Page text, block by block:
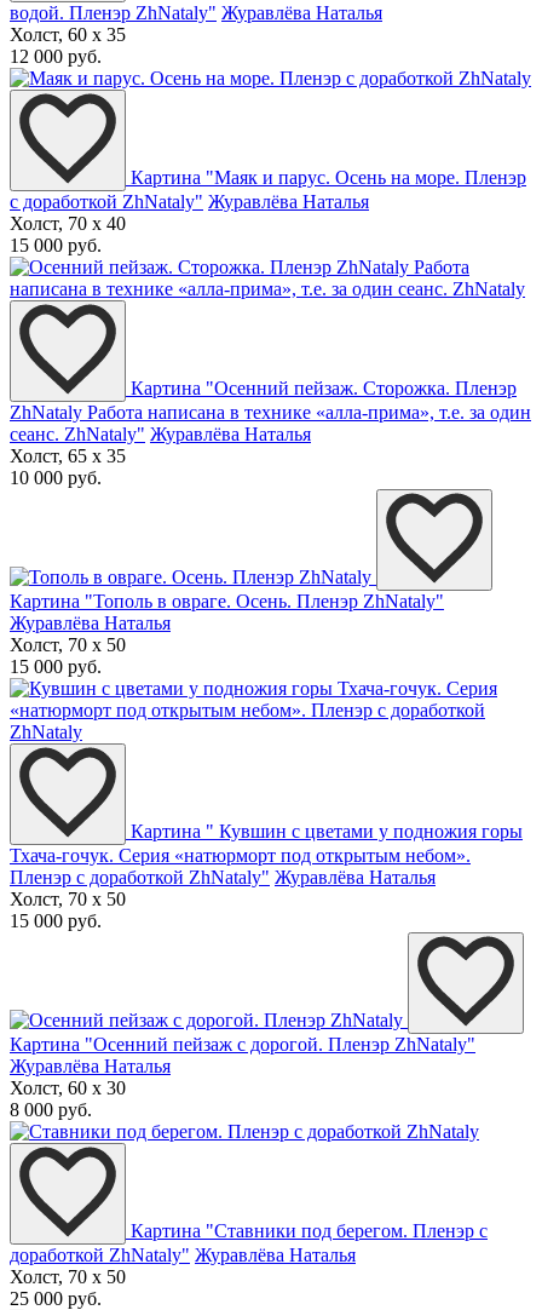
водой. Пленэр ZhNataly" Журавлёва Наталья
Холст, 60 x 35
12 000 руб.
Картина "Маяк и парус. Осень на море. Пленэр
с доработкой ZhNataly" Журавлёва Наталья
Холст, 70 x 40
15 000 руб.
Картина "Осенний пейзаж. Сторожка. Пленэр
ZhNataly Работа написана в технике «алла-прима», т.е. за один
сеанс. ZhNataly" Журавлёва Наталья
Холст, 65 x 35
10 000 руб.
Картина "Тополь в овраге. Осень. Пленэр ZhNataly"
Журавлёва Наталья
Холст, 70 x 50
15 000 руб.
Картина " Кувшин с цветами у подножия горы
Тхача-гочук. Серия «натюрморт под открытым небом».
Пленэр с доработкой ZhNataly" Журавлёва Наталья
Холст, 70 x 50
15 000 руб.
Картина "Осенний пейзаж с дорогой. Пленэр ZhNataly"
Журавлёва Наталья
Холст, 60 x 30
8 000 руб.
Картина "Ставники под берегом. Пленэр с
доработкой ZhNataly" Журавлёва Наталья
Холст, 70 x 50
25 000 руб.